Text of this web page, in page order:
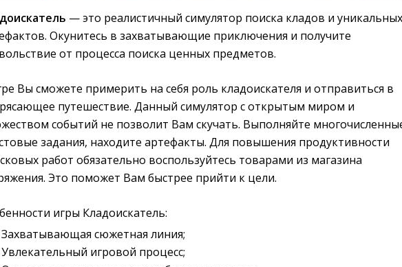
— это реалистичный симулятор поиска кладов и уникальных
Окунитесь в захватывающие приключения и получите
от процесса поиска ценных предметов.
Вы сможете примерить на себя роль кладоискателя и отправиться в
путешествие. Данный симулятор с открытым миром и
событий не позволит Вам скучать. Выполняйте
задания, находите артефакты. Для повышения продуктивности
работ обязательно воспользуйтесь товарами из магазина
Это поможет Вам быстрее прийти к цели.
игры Кладоискатель:
Захватывающая сюжетная линия;
Увлекательный игровой процесс;